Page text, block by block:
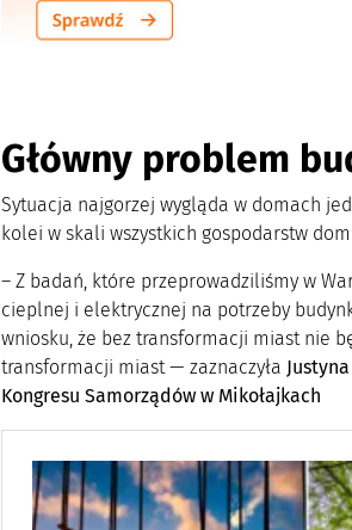
Główny problem
Sytuacja najgorzej wygląda w domach
kolei w skali wszystkich gospodarstw
– Z badań, które przeprowadziliśmy w
cieplnej i elektrycznej na potrzeby
wniosku, że bez transformacji miast nie
transformacji miast — zaznaczyła
Kongresu Samorządów w Mikołajkach